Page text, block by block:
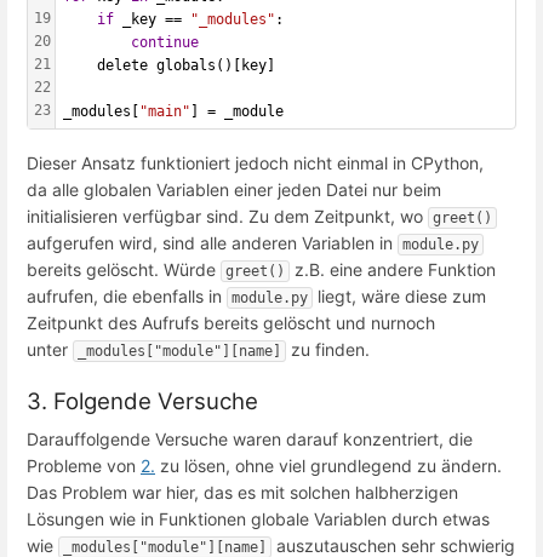
19
20
21
22
23
if _key == "_modules" :
continue
    delete globals()[key]
_modules[ "main" ] = _module
Dieser Ansatz funktioniert jedoch nicht einmal in CPython,
da alle globalen Variablen einer jeden Datei nur beim
initialisieren verfügbar sind. Zu dem Zeitpunkt, wo greet()
aufgerufen wird, sind alle anderen Variablen in module.py
bereits gelöscht. Würde greet()
z.B. eine andere Funktion
aufrufen, die ebenfalls in
module.py
liegt, wäre diese zum
Zeitpunkt des Aufrufs bereits gelöscht und nurnoch
unter
_modules["module"][name] zu finden.
3. Folgende Versuche
Darauffolgende Versuche waren darauf konzentriert, die
Probleme von 2. zu lösen, ohne viel grundlegend zu ändern.
Das Problem war hier, das es mit solchen halbherzigen
Lösungen wie in Funktionen globale Variablen durch etwas
wie
_modules["module"][name]
auszutauschen sehr schwierig